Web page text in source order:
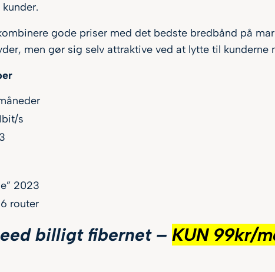
gode priser med det bedste bredbånd på
men gør sig selv attraktive ved at lytte til kunderne
s
2023
router
billigt fibernet – KUN 99kr/